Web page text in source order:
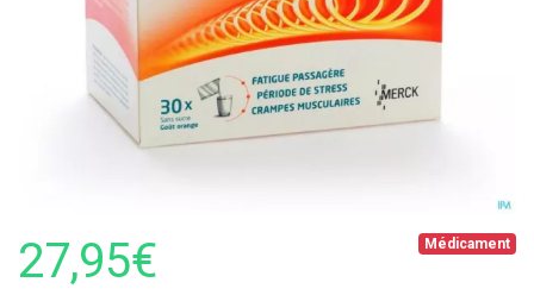
Médicament
27,95€